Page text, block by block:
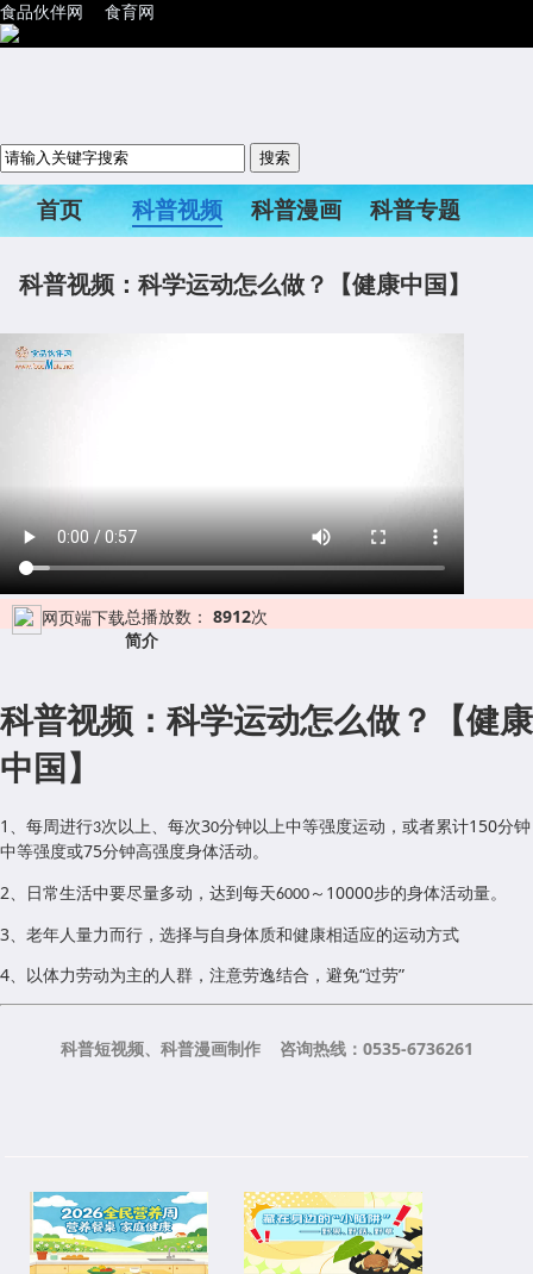
食品伙伴网 食育网
首页 科普视频 科普漫画
科普专题
科普视频：科学运动怎么做？【健康中国】
网页端下载总播放数： 8912次
简介
科普视频：科学运动怎么做？【健康
中国】
1 、 每周进行3次以上、 每次30分钟以上中等强度运动，或者累计150分钟
中等强度或75分钟高强度身体活动。
2、 日常生活中要尽量多动，达到每天6000 ～ 10000步的身体活动量。
3、老年人量力而行，选择与自身体质和健康相适应的运动方式
4、以体力劳动为主的人群，注意劳逸结合，避免“过劳”
科普短视频、科普漫画制作 咨询热线：0535-6736261